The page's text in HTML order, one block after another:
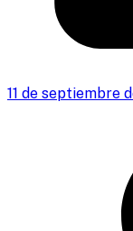
11 de septiembre